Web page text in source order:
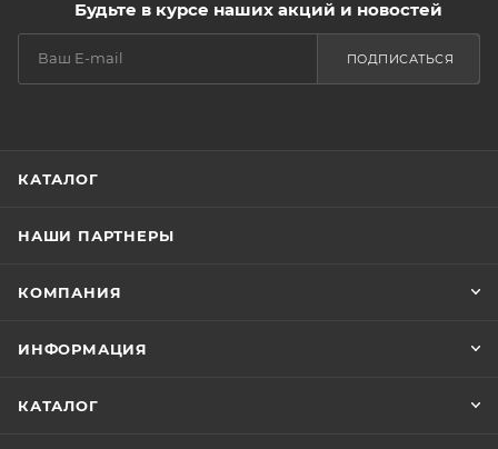
Будьте в курсе наших акций и новостей
ПОДПИСАТЬСЯ
КАТАЛОГ
НАШИ ПАРТНЕРЫ
КОМПАНИЯ
ИНФОРМАЦИЯ
КАТАЛОГ